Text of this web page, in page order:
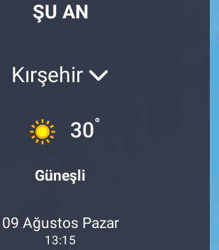
ŞU AN
Kırşehir
30°
Güneşli
09 Ağustos Pazar
13:15